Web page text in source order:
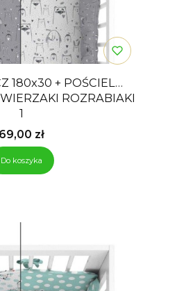
180x30 + POŚCIEL
ROZRABIAKI
1
Cena
69,00 zł
Do koszyka